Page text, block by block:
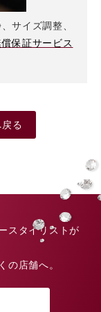
サイズ調整、
保証サービス
る
スタイリストが
の店舗へ。